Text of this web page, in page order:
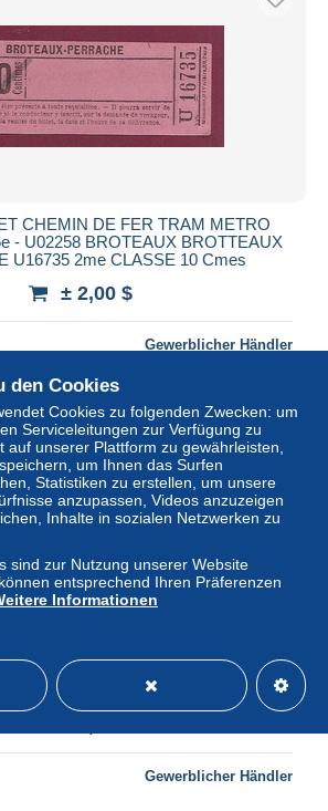
CHEMIN DE FER TRAM METRO
- U02258 BROTEAUX BROTTEAUX
U16735 2me CLASSE 10 Cmes
± 2,00 $
Gewerblicher Händler
CHEMIN DE FER TRAM - Cie OTL
année 1910 10 Cent. 050760 avec
souche
Gewerblicher Händler
den Cookies
Cookies zu folgenden Zwecken: um
Serviceleitungen zur Verfügung zu
auf unserer Plattform zu gewährleisten,
um Ihnen das Surfen
Statistiken zu erstellen, um unsere
anzupassen, Videos anzuzeigen
Inhalte in sozialen Netzwerken zu
sind zur Nutzung unserer Website
entsprechend Ihren Präferenzen
Informationen